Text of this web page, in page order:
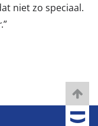
niet zo speciaal.
.”